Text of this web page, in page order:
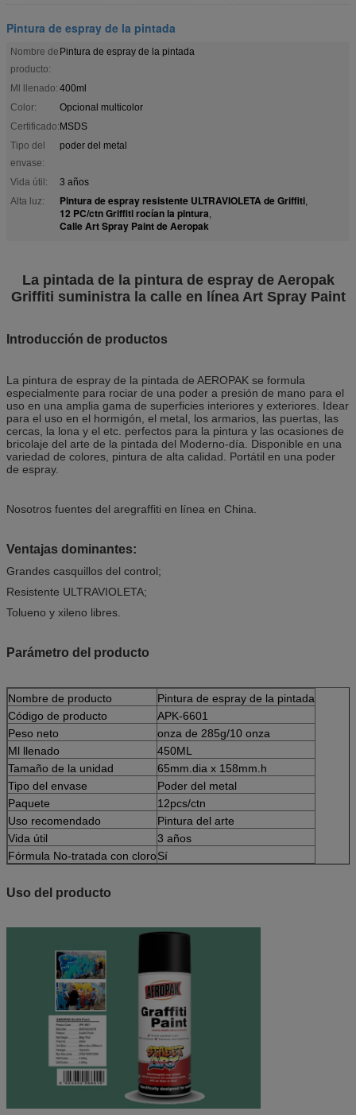
Pintura de espray de la pintada
Nombre de
producto:
Pintura de espray de la pintada
Ml llenado: 400ml
Color:
Opcional multicolor
Certificado:MSDS
Tipo del
envase:
poder del metal
Vida útil:
3 años
Alta luz:
Pintura de espray resistente ULTRAVIOLETA de Griffiti,
12 PC/ctn Griffiti rocían la pintura,
Calle Art Spray Paint de Aeropak
La pintada de la pintura de espray de Aeropak
Griffiti suministra la calle en línea Art Spray Paint
Introducción de productos
La pintura de espray de la pintada de AEROPAK se formula
especialmente para rociar de una poder a presión de mano para el
uso en una amplia gama de superficies interiores y exteriores. Idear
para el uso en el hormigón, el metal, los armarios, las puertas, las
cercas, la lona y el etc. perfectos para la pintura y las ocasiones de
bricolaje del arte de la pintada del Moderno-día. Disponible en una
variedad de colores, pintura de alta calidad. Portátil en una poder
de espray.
Nosotros fuentes del aregraffiti en línea en China.
Ventajas dominantes:
Grandes casquillos del control;
Resistente ULTRAVIOLETA;
Tolueno y xileno libres.
Parámetro del producto
Nombre de producto
Pintura de espray de la pintada
Código de producto
APK-6601
Peso neto
onza de 285g/10 onza
Ml llenado
450ML
Tamaño de la unidad
65mm.dia x 158mm.h
Tipo del envase
Poder del metal
Paquete
12pcs/ctn
Uso recomendado
Pintura del arte
Vida útil
3 años
Fórmula No-tratada con cloroSí
Uso del producto